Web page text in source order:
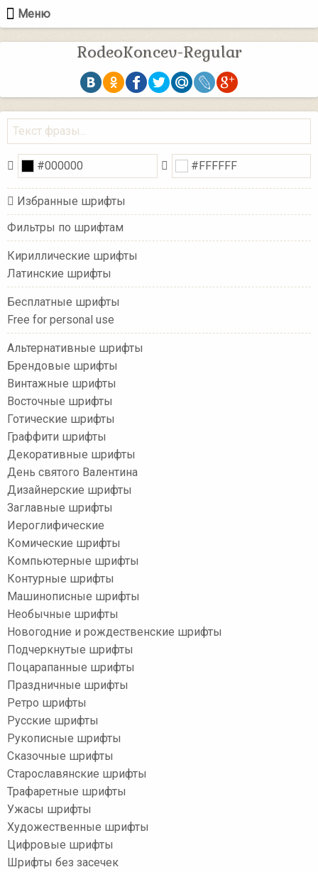
Меню
RodeoKoncev-Regular
Избранные шрифты
Фильтры по шрифтам
Кириллические шрифты
Латинские шрифты
Бесплатные шрифты
Free for personal use
Альтернативные шрифты
Брендовые шрифты
Винтажные шрифты
Восточные шрифты
Готические шрифты
Граффити шрифты
Декоративные шрифты
День святого Валентина
Дизайнерские шрифты
Заглавные шрифты
Иероглифические
Комические шрифты
Компьютерные шрифты
Контурные шрифты
Машинописные шрифты
Необычные шрифты
Новогодние и рождественские шрифты
Подчеркнутые шрифты
Поцарапанные шрифты
Праздничные шрифты
Ретро шрифты
Русские шрифты
Рукописные шрифты
Сказочные шрифты
Старославянские шрифты
Трафаретные шрифты
Ужасы шрифты
Художественные шрифты
Цифровые шрифты
Шрифты без засечек